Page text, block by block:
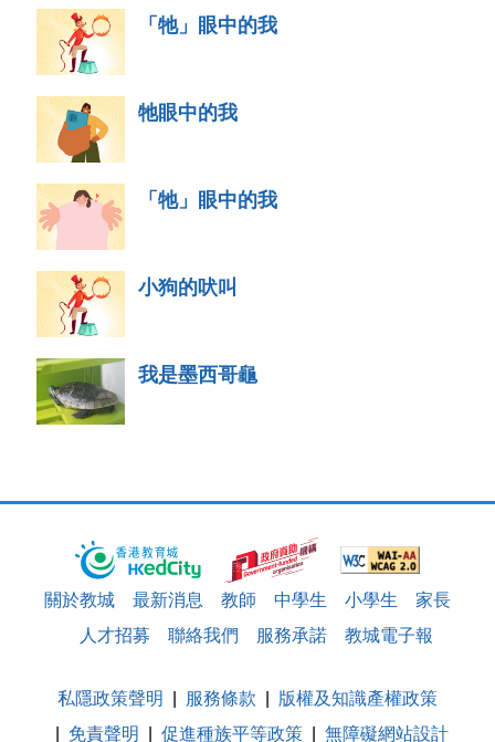
「牠」眼中的我
牠眼中的我
「牠」眼中的我
小狗的吠叫
我是墨西哥龜
關於教城 最新消息 教師 中學生 小學生
家長
人才招募
聯絡我們 服務承諾 教城電子報
私隱政策聲明 服務條款
版權及知識產權政策
免責聲明
促進種族平等政策 無障礙網站設計